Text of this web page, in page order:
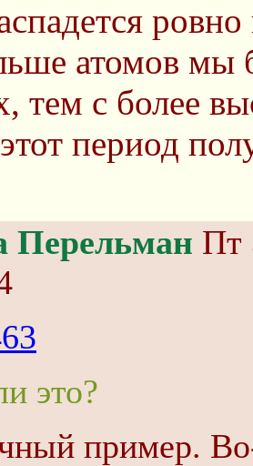
атомов мы
тем с более
период
Перельман Пт
это?
пример.